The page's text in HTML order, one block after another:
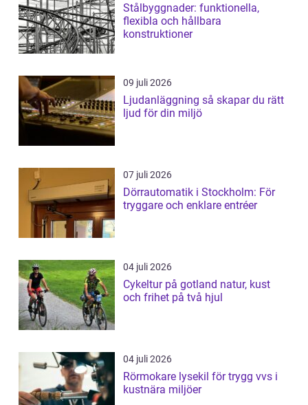
Stålbyggnader: funktionella,
flexibla och hållbara
konstruktioner
09 juli 2026
Ljudanläggning så skapar du rätt
ljud för din miljö
07 juli 2026
Dörrautomatik i Stockholm: För
tryggare och enklare entréer
04 juli 2026
Cykeltur på gotland natur, kust
och frihet på två hjul
04 juli 2026
Rörmokare lysekil för trygg vvs i
kustnära miljöer